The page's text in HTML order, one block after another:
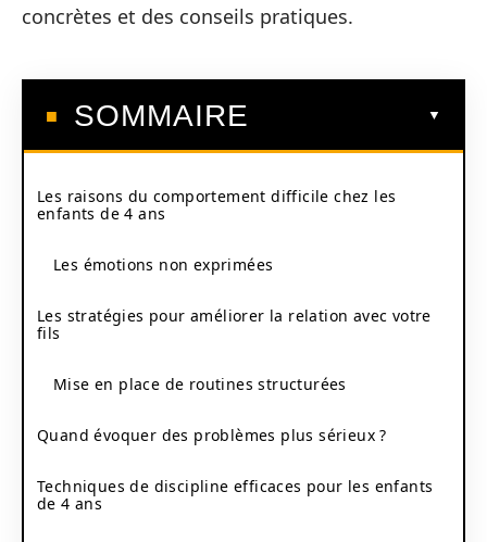
concrètes et des conseils pratiques.
SOMMAIRE
Les raisons du comportement difficile chez les
enfants de 4 ans
Les émotions non exprimées
Les stratégies pour améliorer la relation avec votre
fils
Mise en place de routines structurées
Quand évoquer des problèmes plus sérieux ?
Techniques de discipline efficaces pour les enfants
de 4 ans